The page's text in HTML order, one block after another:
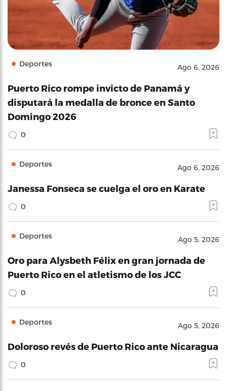
Deportes Ago 6, 2026
Puerto Rico rompe invicto de Panamá y
disputará la medalla de bronce en Santo
Domingo 2026
0
Deportes Ago 6, 2026
Janessa Fonseca se cuelga el oro en Karate
0
Deportes Ago 5, 2026
Oro para Alysbeth Félix en gran jornada de
Puerto Rico en el atletismo de los JCC
0
Deportes Ago 5, 2026
Doloroso revés de Puerto Rico ante Nicaragua
0